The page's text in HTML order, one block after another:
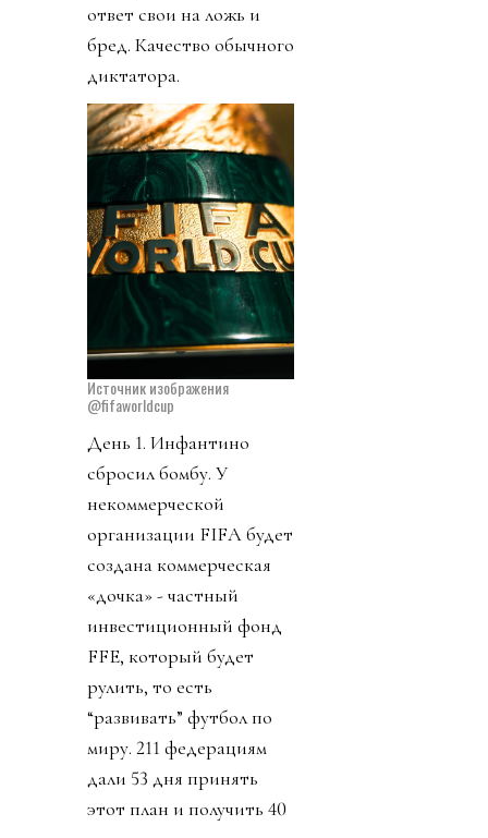
ответ свои на ложь и
бред. Качество обычного
диктатора.
Источник изображения
@fifaworldcup
День 1. Инфантино
сбросил бомбу. У
некоммерческой
организации FIFA будет
создана коммерческая
«дочка» - частный
инвестиционный фонд
FFE, который будет
рулить, то есть
“развивать” футбол по
миру. 211 федерациям
дали 53 дня принять
этот план и получить 40